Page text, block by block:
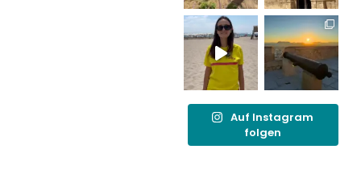
Auf Instagram
folgen